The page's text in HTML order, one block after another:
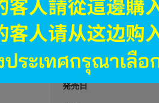
JANコード
商品番号
商品カテゴリ
発売日